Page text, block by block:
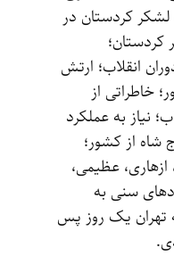
لشکر کردستان در
کردستان‌؛
انقلاب‌؛ ارتش
خاطراتی از
نیاز به عملکرد
شاه از کشور‌؛
عظیمی،
سنی به
تهران یک روز پس